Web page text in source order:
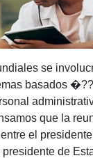
se
basados
que la
el
de